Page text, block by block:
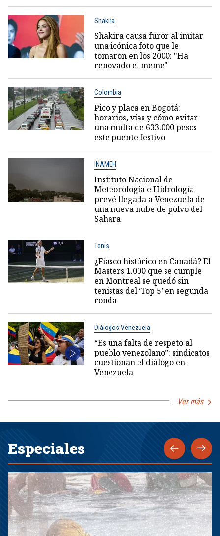
Shakira
Shakira causa furor al imitar
una icónica foto que le
tomaron en los 2000: "Ha
renovado el meme"
Colombia
Pico y placa en Bogotá:
horarios, vías y cómo evitar
una multa de 633.000 pesos
este puente festivo
INAMEH
Instituto Nacional de
Meteorología e Hidrología
prevé llegada a Venezuela de
una nueva nube de polvo del
Sahara
Tenis
¿Fiasco histórico en Canadá? El
Masters 1.000 que se cumple
en Montreal se quedó sin
tenistas del ‘Top 5’ en segunda
ronda
Diálogos Venezuela
“Es una falta de respeto al
pueblo venezolano”: sindicatos
cuestionan el diálogo en
Venezuela
Ver más
Especiales